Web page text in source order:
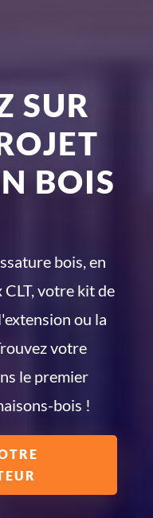
SUR
BOIS
bois, en
CLT, votre kit de
ou la
votre
le premier
bois !